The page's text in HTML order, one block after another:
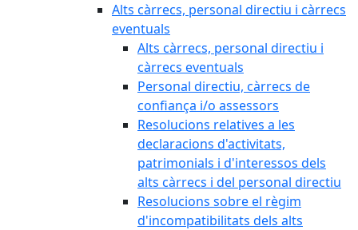
Alts càrrecs, personal directiu i càrrecs
eventuals
Alts càrrecs, personal directiu i
càrrecs eventuals
Personal directiu, càrrecs de
confiança i/o assessors
Resolucions relatives a les
declaracions d'activitats,
patrimonials i d'interessos dels
alts càrrecs i del personal directiu
Resolucions sobre el règim
d'incompatibilitats dels alts